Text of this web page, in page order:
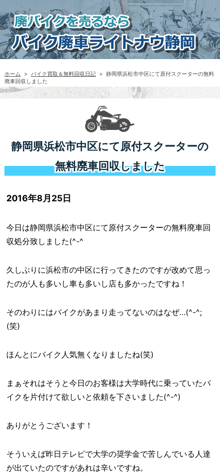
ホーム > バイク買取＆無料回収日記 > 静岡県浜松市中区にて原付スクーターの無料
廃車回収しました
静岡県浜松市中区にて原付スクーターの
無料廃車回収しました
2016年8月25日
今日は静岡県浜松市中区にて原付スクーターの無料廃車回
収処分致しました(^-^ゞ
久しぶりに浜松市の中区に行ってきたのですが改めて思っ
たのが人も多いし車も多いし店も多かったですね！
そのわりにはバイクがあまり走ってないのはなぜ…(^-^;
(笑)
ほんとにバイク人気無くなりましたね(笑)
まぁそれはそうと今日のお客様は大学時代に乗っていたバ
イクを片付けて欲しいと依頼を下さいました(^-^)
ありがとうございます！
そういえば昨日テレビで大学の奨学金で苦しんでいる人達
が出ていたのですがあれは辛いですね。